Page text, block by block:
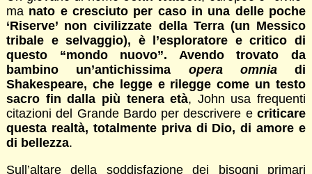
ma nato e cresciuto per caso in una delle poche
‘Riserve’ non civilizzate della Terra (un Messico
tribale e selvaggio), è l’esploratore e critico di
questo “mondo nuovo”. Avendo trovato da
bambino un’antichissima opera omniadi
Shakespeare, che legge e rilegge come un testo
sacro fin dalla più tenera età, John usa frequenti
citazioni del Grande Bardo per descrivere ecriticare
questa realtà, totalmente priva di Dio, di amore e
di bellezza.
Sull’altare della soddisfazione dei bisogni primari